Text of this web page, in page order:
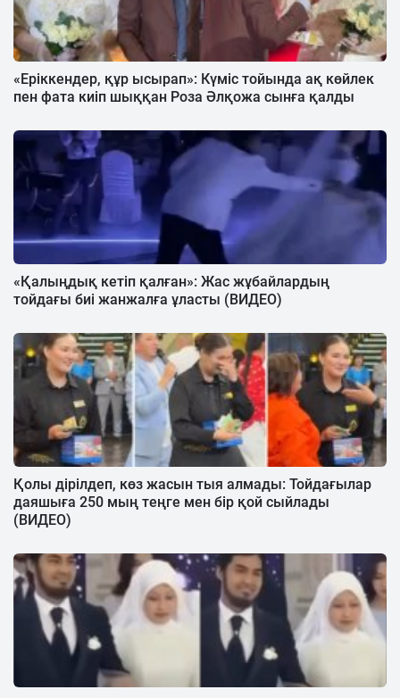
«Еріккендер, құр ысырап»: Күміс тойында ақ көйлек
пен фата киіп шыққан Роза Әлқожа сынға қалды
«Қалыңдық кетіп қалған»: Жас жұбайлардың
тойдағы биі жанжалға ұласты (ВИДЕО)
Қолы дірілдеп, көз жасын тыя алмады: Тойдағылар
даяшыға 250 мың теңге мен бір қой сыйлады
(ВИДЕО)